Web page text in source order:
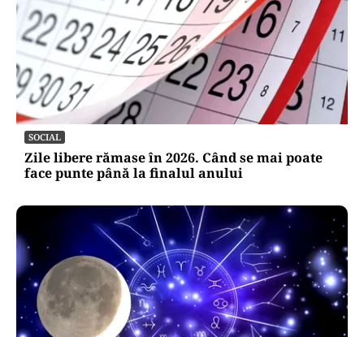
SOCIAL
Zile libere rămase în 2026. Când se mai poate
face punte până la finalul anului